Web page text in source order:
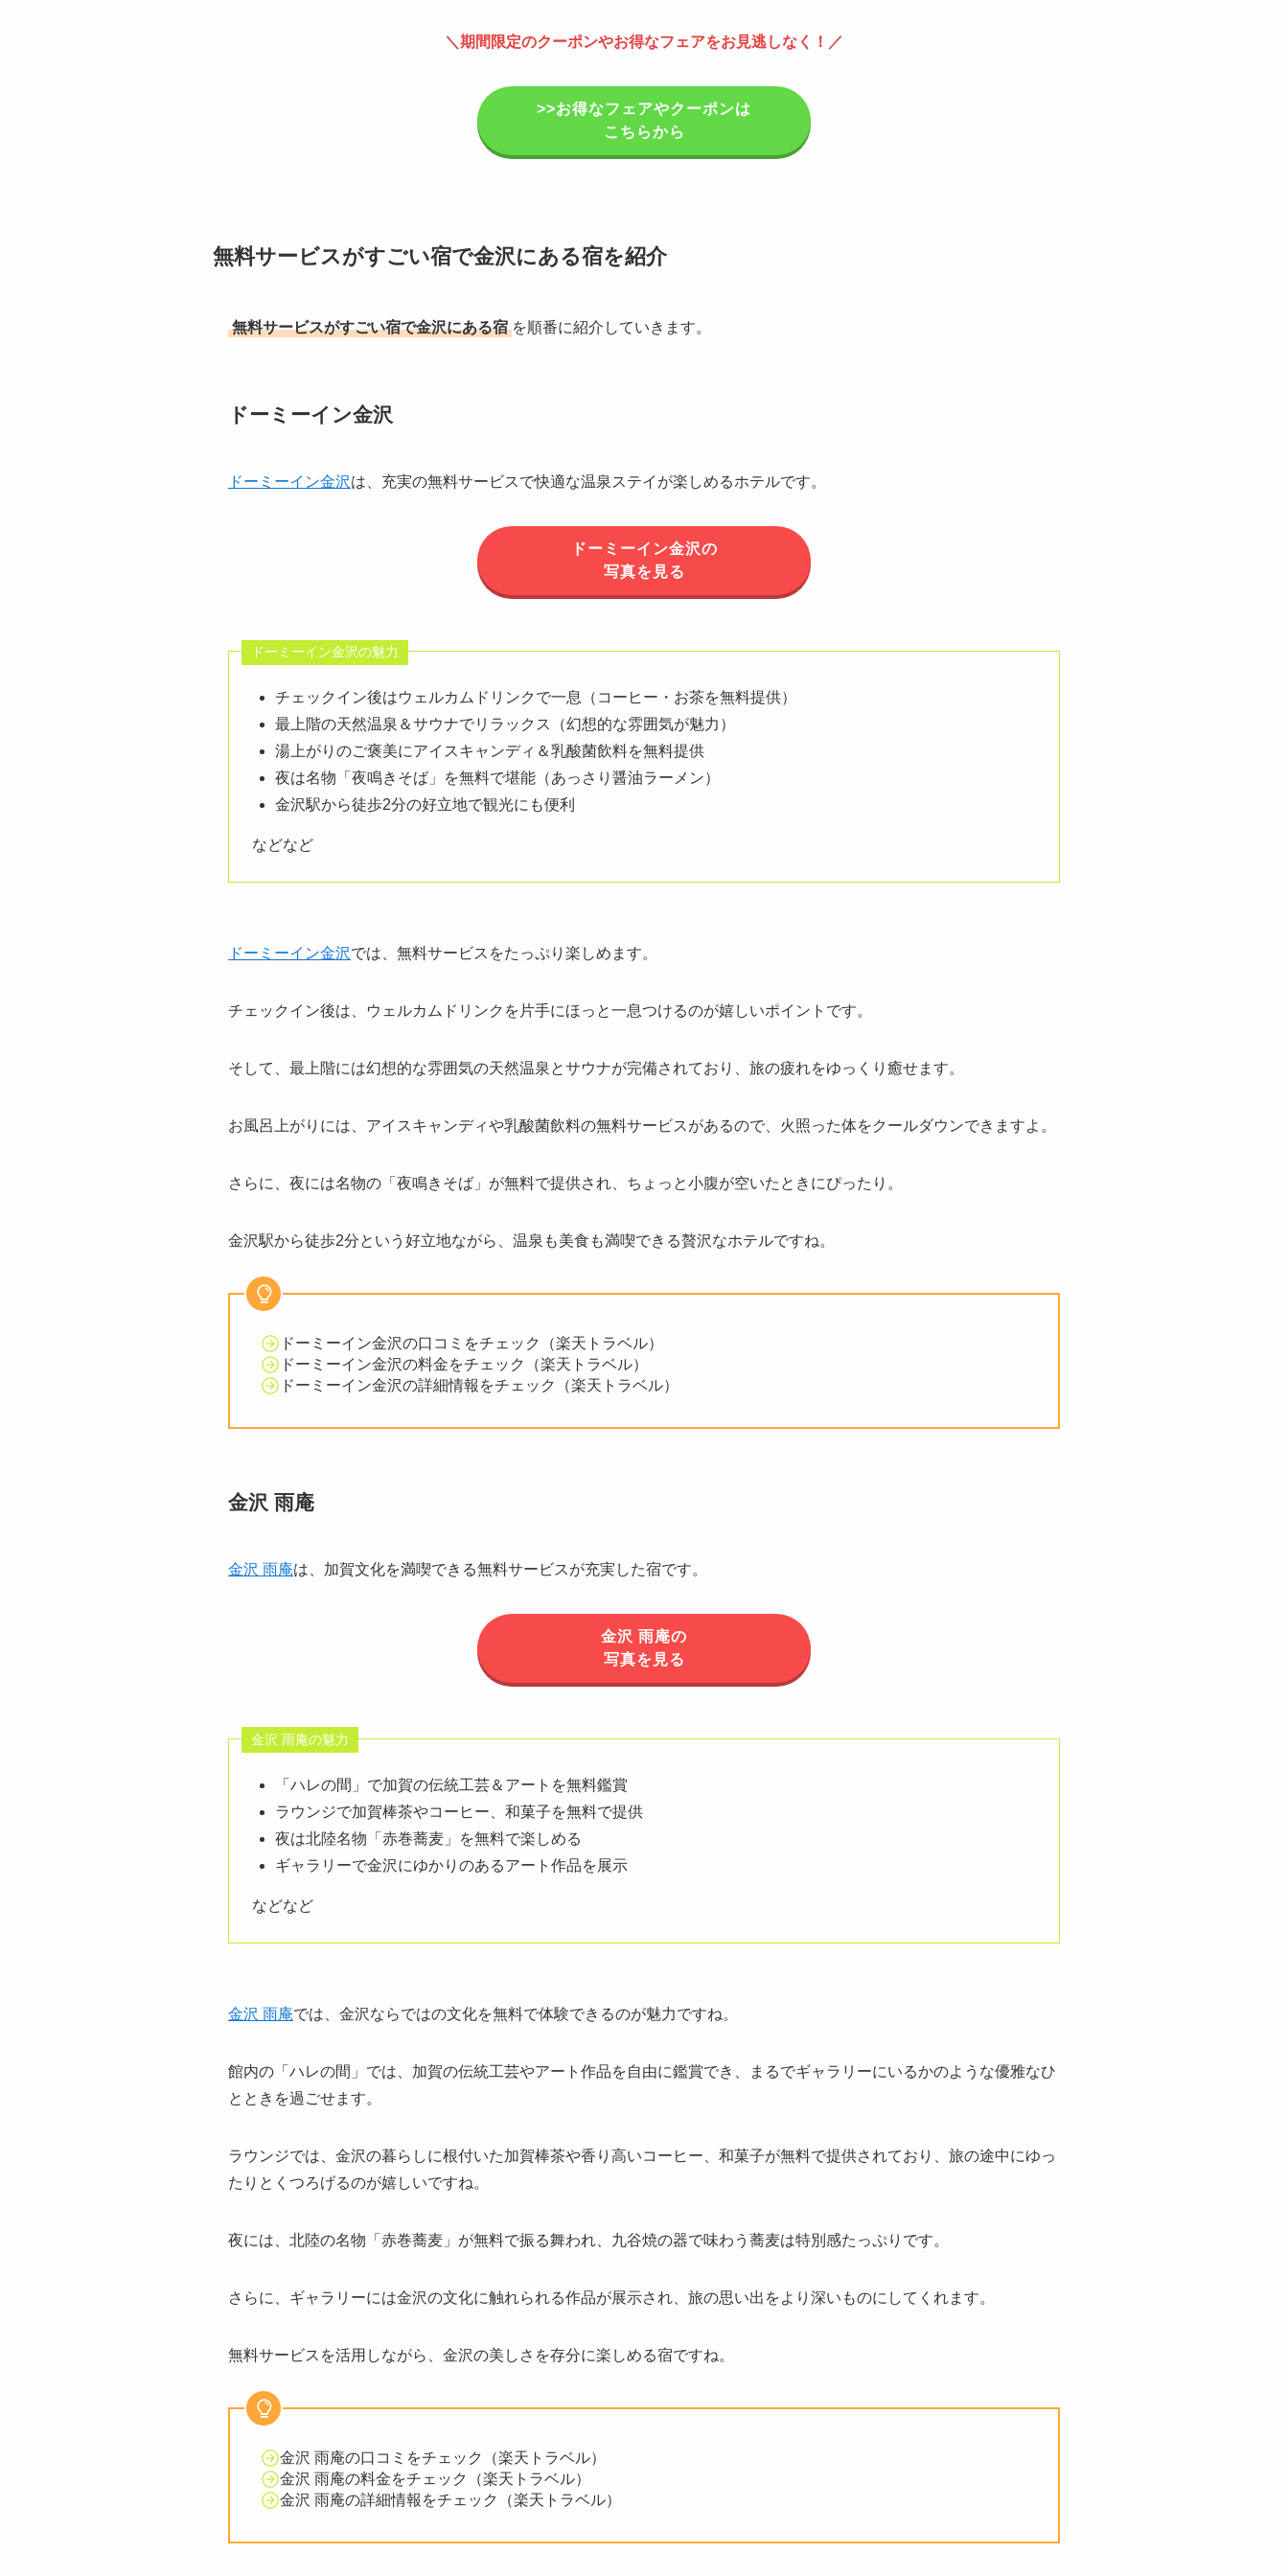
＼期間限定のクーポンやお得なフェアをお見逃しなく！／
>>お得なフェアやクーポンは
こちらから
無料サービスがすごい宿で金沢にある宿を紹介
無料サービスがすごい宿で金沢にある宿 を順番に紹介していきます。
ドーミーイン金沢
ドーミーイン金沢は、充実の無料サービスで快適な温泉ステイが楽しめるホテルです。
ドーミーイン金沢の
写真を見る
ドーミーイン金沢の魅力
チェックイン後はウェルカムドリンクで一息（コーヒー・お茶を無料提供）
最上階の天然温泉＆サウナでリラックス（幻想的な雰囲気が魅力）
湯上がりのご褒美にアイスキャンディ＆乳酸菌飲料を無料提供
夜は名物「夜鳴きそば」を無料で堪能（あっさり醤油ラーメン）
金沢駅から徒歩2分の好立地で観光にも便利
などなど
ドーミーイン金沢では、無料サービスをたっぷり楽しめます。
チェックイン後は、ウェルカムドリンクを片手にほっと一息つけるのが嬉しいポイントです。
そして、最上階には幻想的な雰囲気の天然温泉とサウナが完備されており、旅の疲れをゆっくり癒せます。
お風呂上がりには、アイスキャンディや乳酸菌飲料の無料サービスがあるので、火照った体をクールダウンできますよ。
さらに、夜には名物の「夜鳴きそば」が無料で提供され、ちょっと小腹が空いたときにぴったり。
金沢駅から徒歩2分という好立地ながら、温泉も美食も満喫できる贅沢なホテルですね。
ドーミーイン金沢の口コミをチェック（楽天トラベル）
ドーミーイン金沢の料金をチェック（楽天トラベル）
ドーミーイン金沢の詳細情報をチェック（楽天トラベル）
金沢 雨庵
金沢 雨庵は、加賀文化を満喫できる無料サービスが充実した宿です。
金沢 雨庵の
写真を見る
金沢 雨庵の魅力
「ハレの間」で加賀の伝統工芸＆アートを無料鑑賞
ラウンジで加賀棒茶やコーヒー、和菓子を無料で提供
夜は北陸名物「赤巻蕎麦」を無料で楽しめる
ギャラリーで金沢にゆかりのあるアート作品を展示
などなど
金沢 雨庵では、金沢ならではの文化を無料で体験できるのが魅力ですね。
館内の「ハレの間」では、加賀の伝統工芸やアート作品を自由に鑑賞でき、まるでギャラリーにいるかのような優雅なひ
とときを過ごせます。
ラウンジでは、金沢の暮らしに根付いた加賀棒茶や香り高いコーヒー、和菓子が無料で提供されており、旅の途中にゆっ
たりとくつろげるのが嬉しいですね。
夜には、北陸の名物「赤巻蕎麦」が無料で振る舞われ、九谷焼の器で味わう蕎麦は特別感たっぷりです。
さらに、ギャラリーには金沢の文化に触れられる作品が展示され、旅の思い出をより深いものにしてくれます。
無料サービスを活用しながら、金沢の美しさを存分に楽しめる宿ですね。
金沢 雨庵の口コミをチェック（楽天トラベル）
金沢 雨庵の料金をチェック（楽天トラベル）
金沢 雨庵の詳細情報をチェック（楽天トラベル）